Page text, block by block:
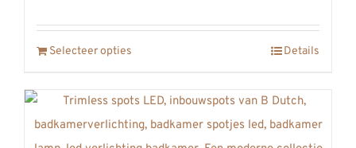
Selecteer opties Details